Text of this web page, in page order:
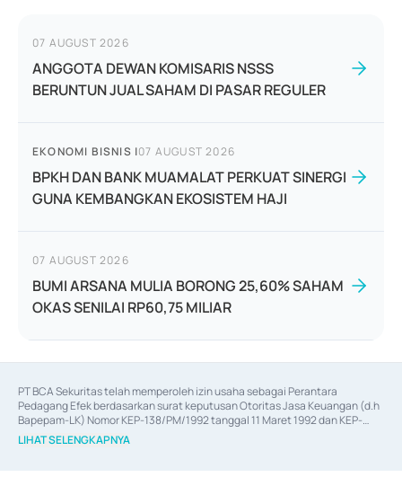
07 AUGUST 2026
ANGGOTA DEWAN KOMISARIS NSSS
BERUNTUN JUAL SAHAM DI PASAR REGULER
EKONOMI BISNIS |07 AUGUST 2026
BPKH DAN BANK MUAMALAT PERKUAT SINERGI
GUNA KEMBANGKAN EKOSISTEM HAJI
07 AUGUST 2026
BUMI ARSANA MULIA BORONG 25,60% SAHAM
OKAS SENILAI RP60,75 MILIAR
PT BCA Sekuritas telah memperoleh izin usaha sebagai Perantara
Pedagang Efek berdasarkan surat keputusan Otoritas Jasa Keuangan (d.h
Bapepam-LK) Nomor KEP-138/PM/1992 tanggal 11 Maret 1992 dan KEP-
06/D.04/2014 tanggal 28 Februari 2014, izin usaha sebagai Penjamin Emisi
Efek berdasarkan surat keputusan Otoritas Jasa Keuangan Nomor KEP-
LIHAT SELENGKAPNYA